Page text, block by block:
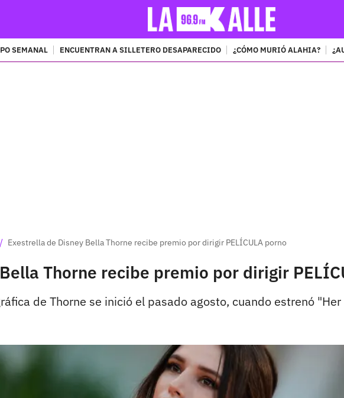
SEMANAL ENCUENTRAN A SILLETERO DESAPARECIDO ¿CÓMO MURIÓ ALAHIA?
/ Exestrella de Disney Bella Thorne recibe premio por dirigir PELÍCULA porno
Thorne recibe premio por dirigir
de Thorne se inició el pasado agosto, cuando estrenó